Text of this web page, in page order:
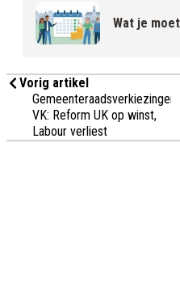
Wat je
Vorig artikel
Gemeenteraadsverkiezingen
VK: Reform UK op winst,
Labour verliest